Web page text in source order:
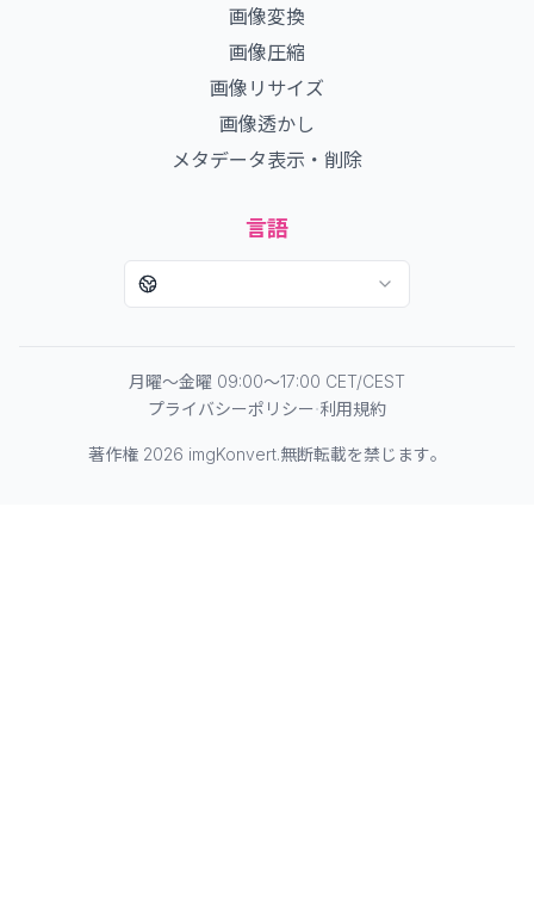
画像変換
画像圧縮
画像リサイズ
画像透かし
メタデータ表示・削除
言語
月曜～金曜 09:00～17:00 CET/CEST
プライバシーポリシー·利用規約
著作権 2026 imgKonvert.無断転載を禁じます。